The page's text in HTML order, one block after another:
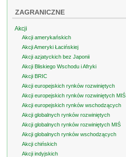
ZAGRANICZNE
Akcji
Akcji amerykańskich
Akcji Ameryki Łacińskiej
Akcji azjatyckich bez Japonii
Akcji Bliskiego Wschodu i Afryki
Akcji BRIC
Akcji europejskich rynków rozwiniętych
Akcji europejskich rynków rozwiniętych MIŚ
Akcji europejskich rynków wschodzących
Akcji globalnych rynków rozwiniętych
Akcji globalnych rynków rozwiniętych MIŚ
Akcji globalnych rynków wschodzących
Akcji chińskich
Akcji indyjskich